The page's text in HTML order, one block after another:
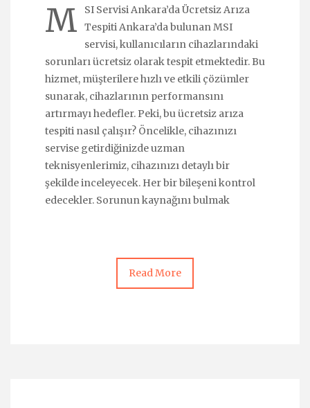
M
SI Servisi Ankara’da Ücretsiz Arıza
Tespiti Ankara’da bulunan MSI
servisi, kullanıcıların cihazlarındaki
sorunları ücretsiz olarak tespit etmektedir. Bu
hizmet, müşterilere hızlı ve etkili çözümler
sunarak, cihazlarının performansını
artırmayı hedefler. Peki, bu ücretsiz arıza
tespiti nasıl çalışır? Öncelikle, cihazınızı
servise getirdiğinizde uzman
teknisyenlerimiz, cihazınızı detaylı bir
şekilde inceleyecek. Her bir bileşeni kontrol
edecekler. Sorunun kaynağını bulmak
Read More